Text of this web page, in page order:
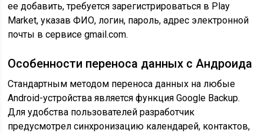
ее добавить, требуется зарегистрироваться в Play
Market, указав ФИО, логин, пароль, адрес электронной
почты в сервисе gmail.com.
Особенности переноса данных с Андроида
Стандартным методом переноса данных на любые
Android-устройства является функция Google Backup.
Для удобства пользователей разработчик
предусмотрел синхронизацию календарей, контактов,